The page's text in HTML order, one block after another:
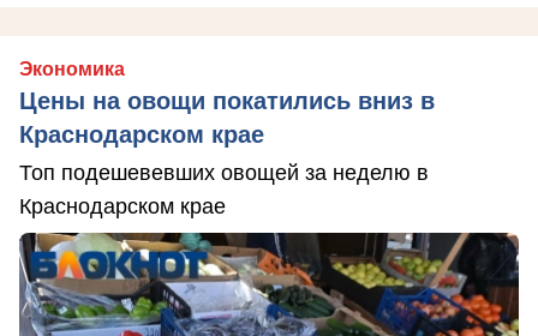
Экономика
Цены на овощи покатились вниз в
Краснодарском крае
Топ подешевевших овощей за неделю в
Краснодарском крае